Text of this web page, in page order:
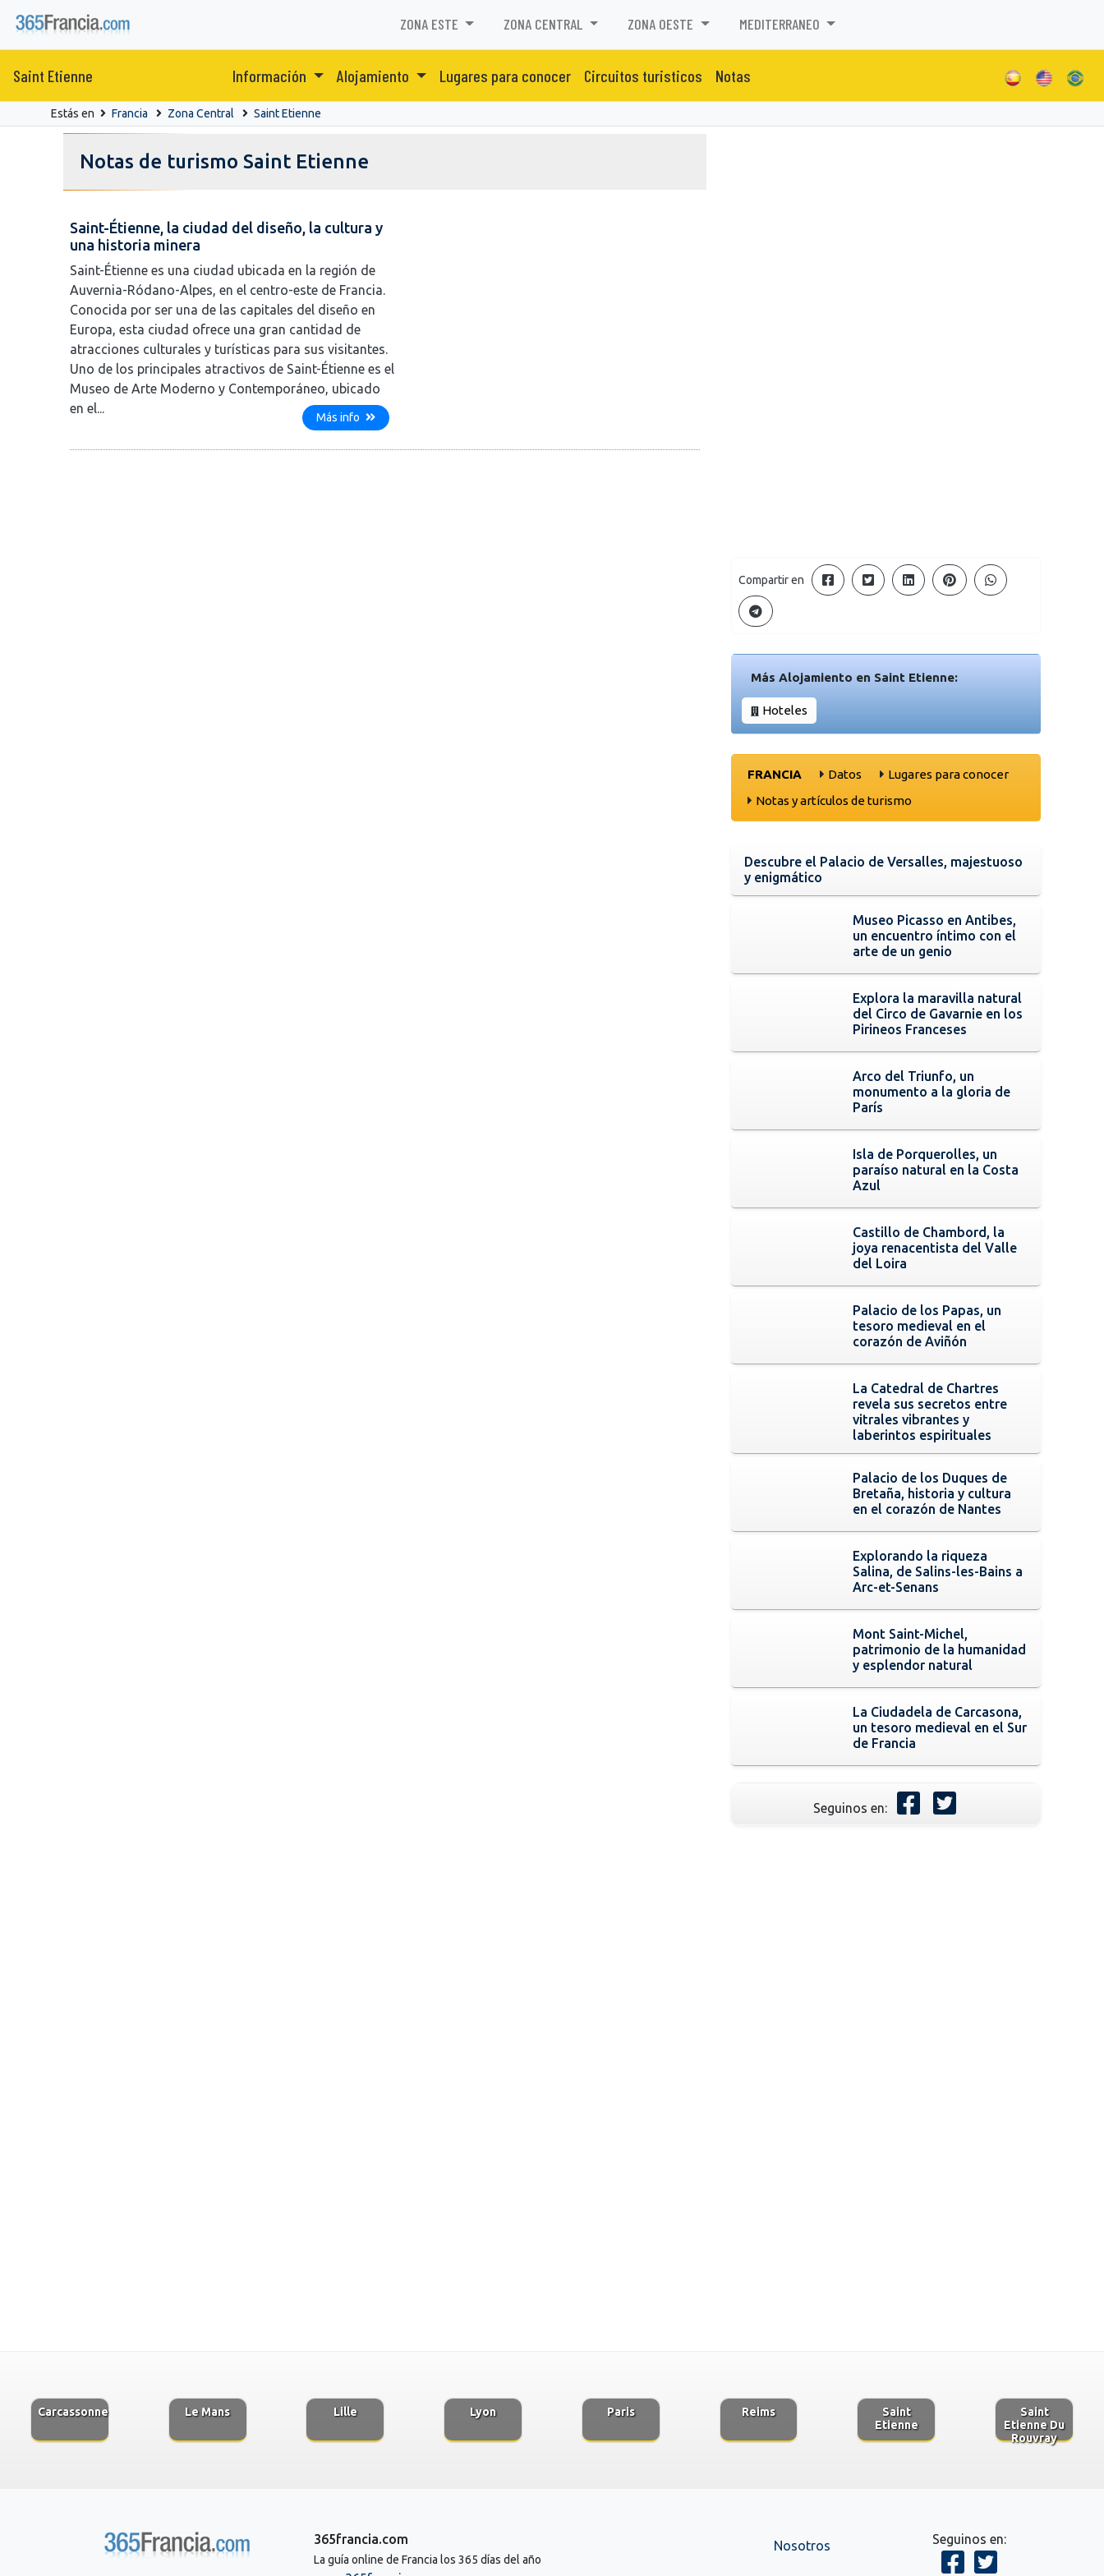
ZONA ESTE ZONA CENTRAL ZONA OESTE MEDITERRANEO
Saint Etienne Información Alojamiento Lugares para conocer Circuitos turisticos Notas
Estás en Francia Zona Central Saint Etienne
Notas de turismo Saint Etienne
Saint-Étienne, la ciudad del diseño, la cultura y
una historia minera
Saint-Étienne es una ciudad ubicada en la región de
Auvernia-Ródano-Alpes, en el centro-este de Francia.
Conocida por ser una de las capitales del diseño en
Europa, esta ciudad ofrece una gran cantidad de
atracciones culturales y turísticas para sus visitantes.
Uno de los principales atractivos de Saint-Étienne es el
Museo de Arte Moderno y Contemporáneo, ubicado
en el...
Más info
Compartir en
Más Alojamiento en Saint Etienne:
Hoteles
FRANCIA Datos
Lugares para conocer
Notas y artículos de turismo
Descubre el Palacio de Versalles, majestuoso
y enigmático
Museo Picasso en Antibes,
un encuentro íntimo con el
arte de un genio
Explora la maravilla natural
del Circo de Gavarnie en los
Pirineos Franceses
Arco del Triunfo, un
monumento a la gloria de
París
Isla de Porquerolles, un
paraíso natural en la Costa
Azul
Castillo de Chambord, la
joya renacentista del Valle
del Loira
Palacio de los Papas, un
tesoro medieval en el
corazón de Aviñón
La Catedral de Chartres
revela sus secretos entre
vitrales vibrantes y
laberintos espirituales
Palacio de los Duques de
Bretaña, historia y cultura
en el corazón de Nantes
Explorando la riqueza
Salina, de Salins-les-Bains a
Arc-et-Senans
Mont Saint-Michel,
patrimonio de la humanidad
y esplendor natural
La Ciudadela de Carcasona,
un tesoro medieval en el Sur
de Francia
Seguinos en:
Carcassonne Le Mans Lille Lyon Paris Reims
Saint
Etienne
Saint
Etienne Du
Rouvray
365francia.com
La guía online de Francia los 365 días del año
Nosotros Seguinos en: